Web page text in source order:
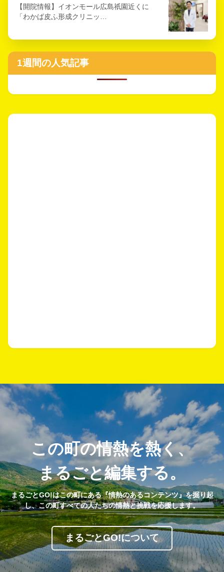
【開院情報】イオンモール広島祇園近くに
「わかば皮ふ形成クリニッ…
1週間の人気記事
この町の情熱を熱く、
まるごと編集する。
まるごとGO!はこの町にある『情熱のあるコンテンツ』を掘り起
し、この町すべての人たちの情熱と挑戦を応援します。
まるごとGO!について